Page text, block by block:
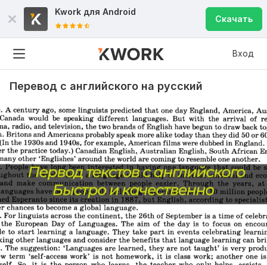
Kwork для Android
Скачать
Вход
Перевод с английского на русский